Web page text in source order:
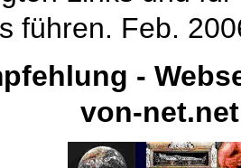
führen. Feb.
-
von-net.net